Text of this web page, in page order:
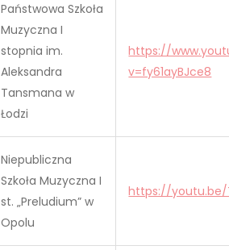
Państwowa Szkoła
Muzyczna I
stopnia im.
Aleksandra
Tansmana w
Łodzi
https://
v=fy61ayBJce8
Niepubliczna
Szkoła Muzyczna I
st. „Preludium” w
Opolu
https://youtu.be/